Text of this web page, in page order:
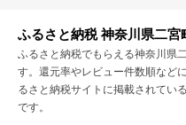
ふるさと納税 神奈川県二
ふるさと納税でもらえる神奈川県
す。還元率やレビュー件数順など
るさと納税サイトに掲載されてい
です。